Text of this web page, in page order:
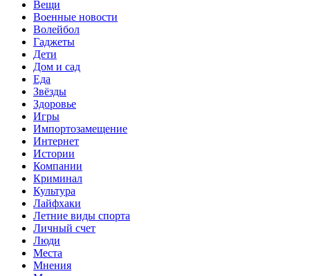
Вещи
Военные новости
Волейбол
Гаджеты
Дети
Дом и сад
Еда
Звёзды
Здоровье
Игры
Импортозамещение
Интернет
Истории
Компании
Криминал
Культура
Лайфхаки
Летние виды спорта
Личный счет
Люди
Места
Мнения